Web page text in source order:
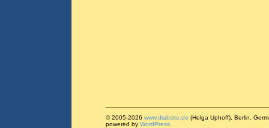
© 2005-2026 www.diabsite.de (Helga Uphoff), Berlin,
powered by WordPress.